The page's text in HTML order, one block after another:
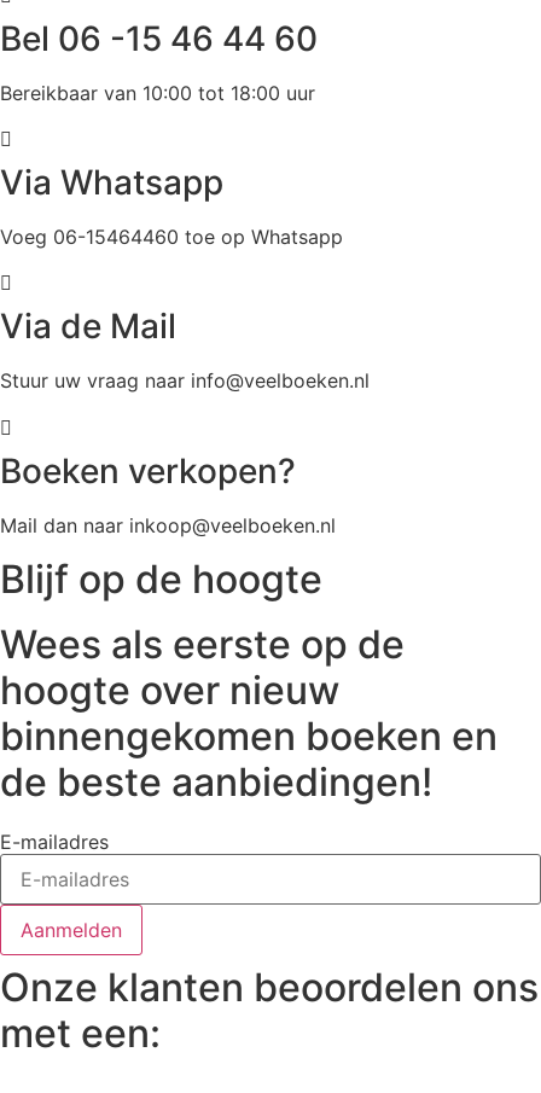
Bel 06 -15 46 44 60
Bereikbaar van 10:00 tot 18:00 uur
Via Whatsapp
Voeg 06-15464460 toe op Whatsapp
Via de Mail
Stuur uw vraag naar info@veelboeken.nl
Boeken verkopen?
Mail dan naar inkoop@veelboeken.nl
Blijf op de hoogte
Wees als eerste op de
hoogte over nieuw
binnengekomen boeken en
de beste aanbiedingen!
E-mailadres
Aanmelden
Onze klanten beoordelen ons
met een: